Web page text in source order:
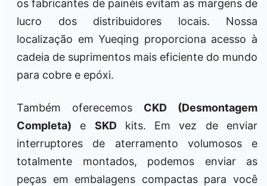
os fabricantes de painéis evitam as margens de
lucro dos distribuidores locais. Nossa
localização em Yueqing proporciona acesso à
cadeia de suprimentos mais eficiente do mundo
para cobre e epóxi.
Também oferecemos CKD (Desmontagem
Completa) e SKDkits. Em vez de enviar
interruptores de aterramento volumosos e
totalmente montados, podemos enviar as
peças em embalagens compactas para você